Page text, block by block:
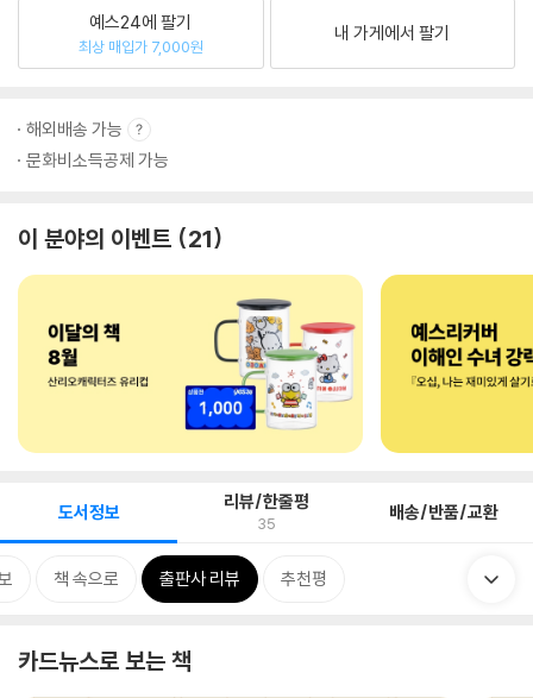
예스24에 팔기
최상 매입가 7,000원
내 가게에서 팔기
해외배송 가능
문화비소득공제 가능
이 분야의 이벤트 21
도서정보 리뷰/한줄평
35 배송/반품/교환
책 속으로 출판사 리뷰 추천평
카드뉴스로 보는 책